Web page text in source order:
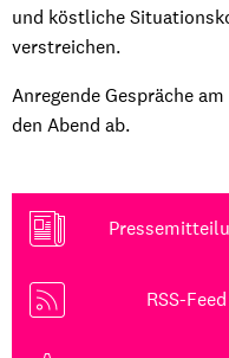
und köstliche
verstreichen.
Anregende Gespräche
den Abend ab.
RSS-Feed